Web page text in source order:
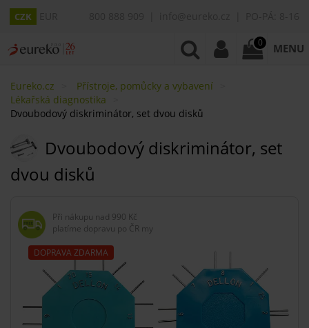
CZK
0 MENU
Eureko.cz
Přístroje, pomůcky a vybavení
Lékařská diagnostika
Dvoubodový diskriminátor, set dvou disků
Dvoubodový diskriminátor, set
dvou disků
Při nákupu nad 990 Kč
platíme dopravu po ČR my
DOPRAVA ZDARMA